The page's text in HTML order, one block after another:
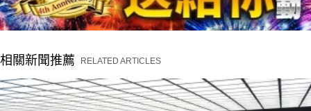
相關新聞推薦 RELATED ARTICLES